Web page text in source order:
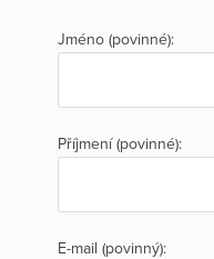
Jméno (povinné):
Příjmení (povinné):
E-mail (povinný):